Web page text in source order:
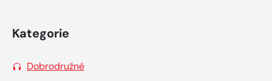
Kategorie
Dobrodružné